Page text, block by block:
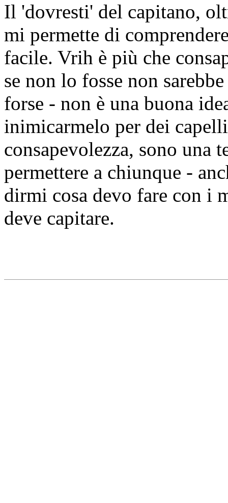
Il 'dovresti' del capitano,
mi permette di
facile. Vrih è più che
se non lo fosse non
forse - non è una buona
inimicarmelo per dei
consapevolezza, sono una
permettere a chiunque -
dirmi cosa devo fare con i
deve capitare.